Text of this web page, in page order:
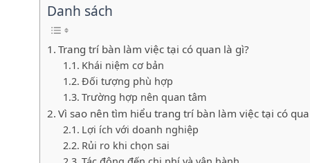
Danh sách
Trang trí bàn làm việc tại có quan là gì?
Khái niệm cơ bản
Đối tượng phù hợp
Trường hợp nên quan tâm
Vì sao nên tìm hiểu trang trí bàn làm việc tại có
Lợi ích với doanh nghiệp
Rủi ro khi chọn sai